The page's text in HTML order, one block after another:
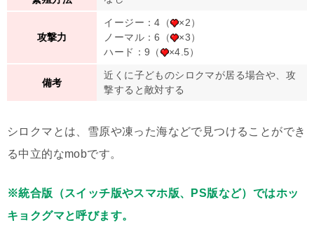
攻撃力
イージー：4（
×2）
ノーマル：6（
×3）
ハード：9（
×4.5）
備考
近くに子どものシロクマが居る場合や、攻
撃すると敵対する
シロクマとは、雪原や凍った海などで見つけることができ
る中立的なmobです。
※統合版（スイッチ版やスマホ版、PS版など）ではホッ
キョクグマと呼びます。